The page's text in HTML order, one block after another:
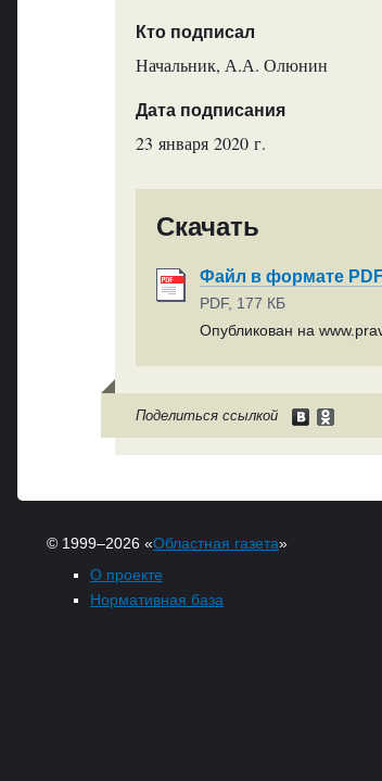
Кто подписал
Начальник, А.А. Олюнин
Дата подписания
23 января 2020 г.
Скачать
Файл в формате
PDF, 177 КБ
Опубликован на
Поделиться ссылкой
© 1999–2026 «Областная газета»
О проекте
Нормативная база